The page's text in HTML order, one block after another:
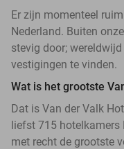
Er zijn momenteel
Nederland. Buiten
stevig door;
vestigingen te vinden.
Wat is het grootste
Dat is Van der Valk
liefst 715 hotelkamers
met recht de grootste